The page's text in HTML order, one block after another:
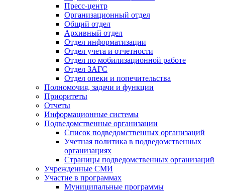
Пресс-центр
Организационный отдел
Общий отдел
Архивный отдел
Отдел информатизации
Отдел учета и отчетности
Отдел по мобилизационной работе
Отдел ЗАГС
Отдел опеки и попечительства
Полномочия, задачи и функции
Приоритеты
Отчеты
Информационные системы
Подведомственные организации
Список подведомственных организаций
Учетная политика в подведомственных
организациях
Страницы подведомственных организаций
Учрежденные СМИ
Участие в программах
Муниципальные программы